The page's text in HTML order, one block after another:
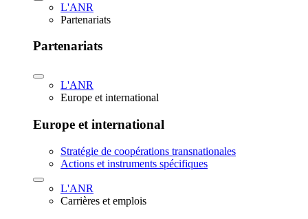
L'ANR
Partenariats
Partenariats
L'ANR
Europe et international
Europe et international
Stratégie de coopérations transnationales
Actions et instruments spécifiques
L'ANR
Carrières et emplois